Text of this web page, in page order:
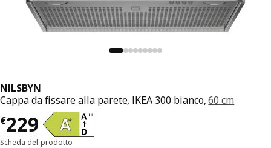
NILSBYN
Cappa da fissare alla parete, IKEA 300 bianco,60 cm
€229
Prezzo € 229
Scheda del prodotto